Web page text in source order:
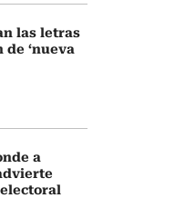
las letras
de ‘nueva
a